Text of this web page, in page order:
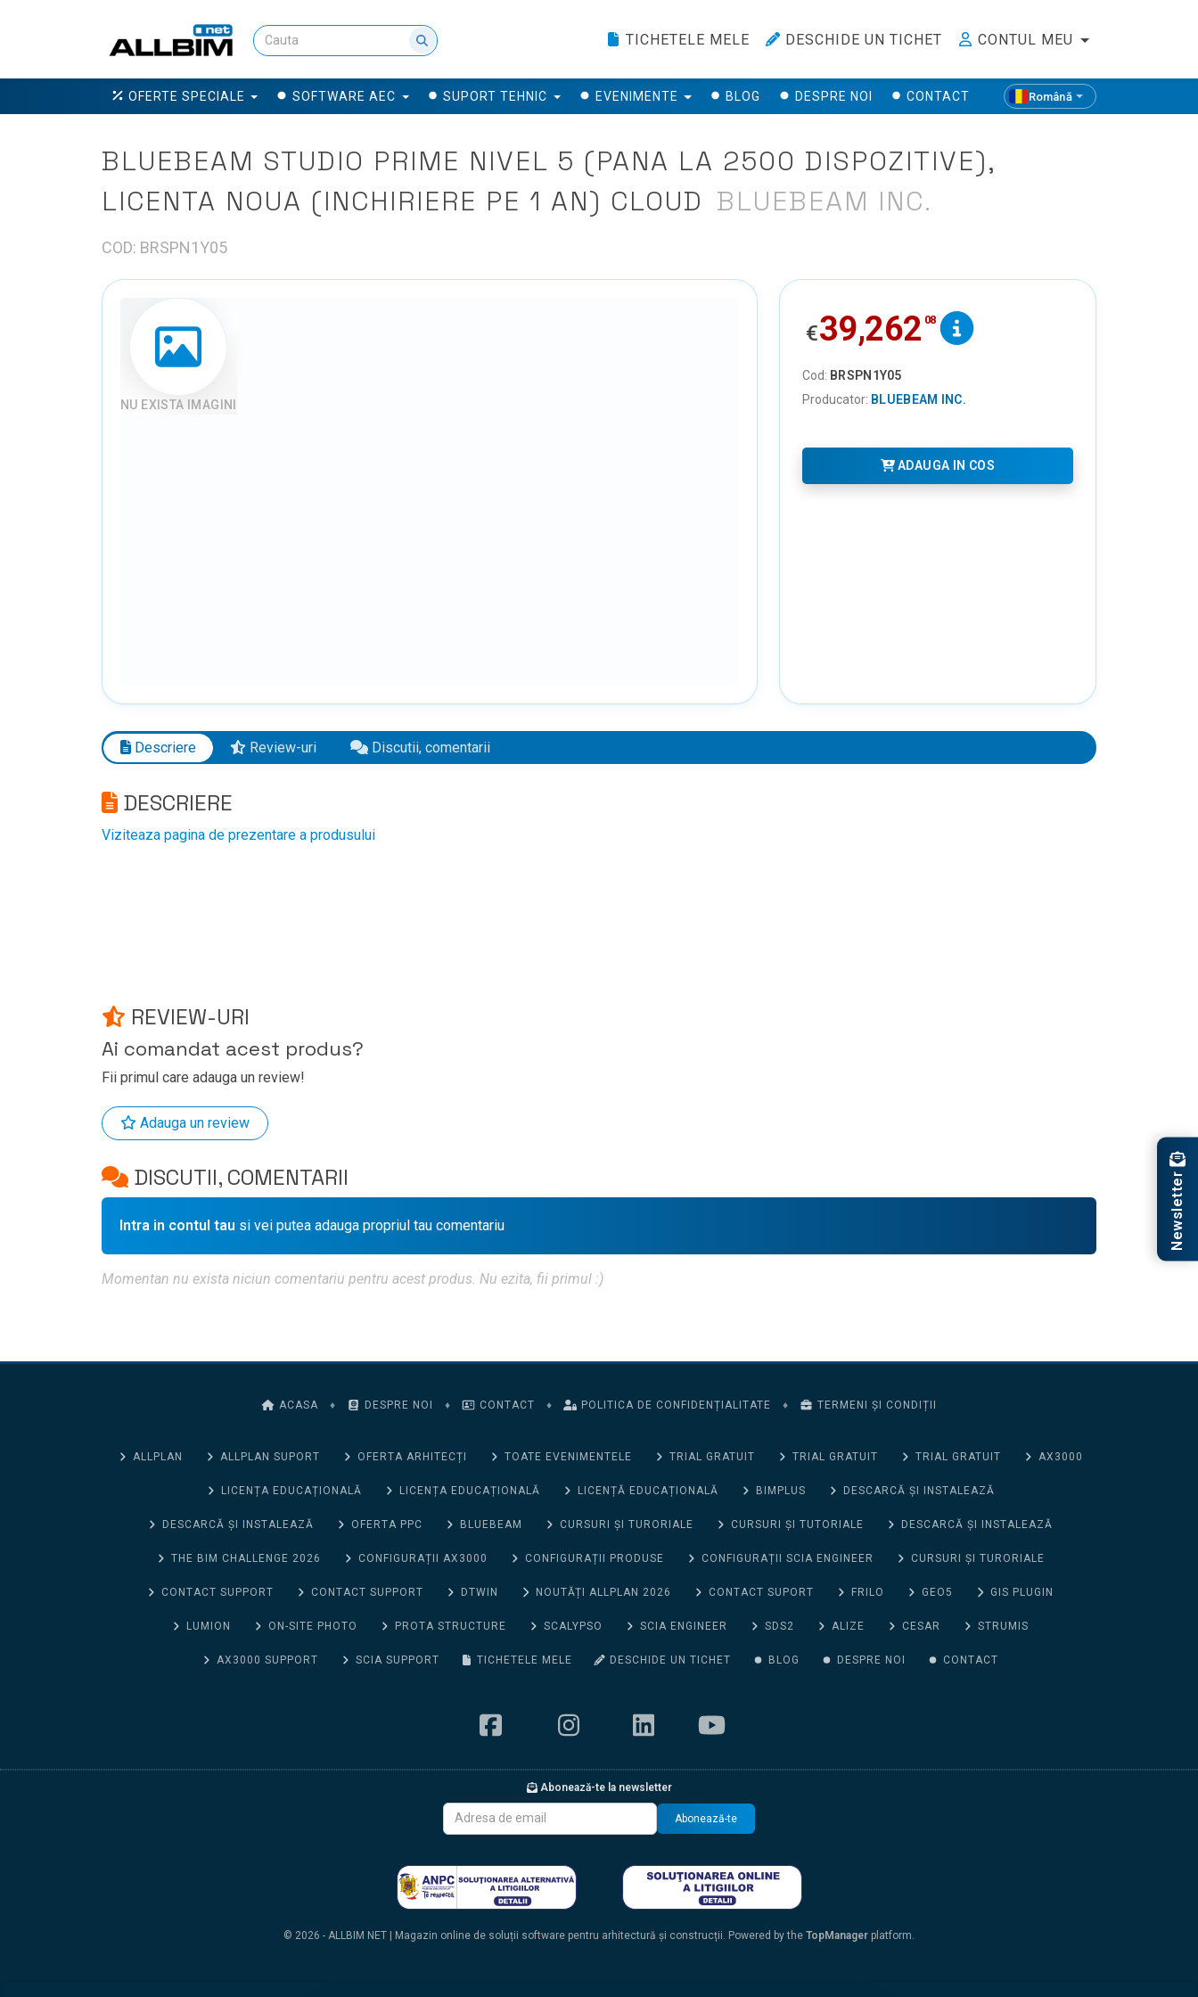
TICHETELE MELE DESCHIDE UN TICHET CONTUL MEU
OFERTE SPECIALE SOFTWARE AEC SUPORT TEHNIC EVENIMENTE BLOG DESPRE NOI CONTACT Română
BLUEBEAM STUDIO PRIME NIVEL 5 (PANA LA 2500 DISPOZITIVE),
LICENTA NOUA (INCHIRIERE PE 1 AN) CLOUD BLUEBEAM INC.
COD: BRSPN1Y05
NU EXISTA IMAGINI
€39,262 08
Cod: BRSPN1Y05
Producator: BLUEBEAM INC.
ADAUGA IN COS
Descriere Review-uri Discutii, comentarii
DESCRIERE
Viziteaza pagina de prezentare a produsului
REVIEW-URI
Ai comandat acest produs?
Fii primul care adauga un review!
Adauga un review
DISCUTII, COMENTARII
Intra in contul tau si vei putea adauga propriul tau comentariu
Momentan nu exista niciun comentariu pentru acest produs. Nu ezita, fii primul :)
ACASA ♦ DESPRE NOI ♦ CONTACT ♦ POLITICA DE CONFIDENȚIALITATE ♦ TERMENI ȘI CONDIȚII
ALLPLAN ALLPLAN SUPORT OFERTA ARHITECȚI TOATE EVENIMENTELE TRIAL GRATUIT TRIAL GRATUIT TRIAL GRATUIT AX3000
LICENȚA EDUCAȚIONALĂ LICENȚA EDUCAȚIONALĂ LICENȚĂ EDUCAȚIONALĂ BIMPLUS DESCARCĂ ȘI INSTALEAZĂ
DESCARCĂ ȘI INSTALEAZĂ OFERTA PPC BLUEBEAM CURSURI ȘI TURORIALE CURSURI ȘI TUTORIALE DESCARCĂ ȘI INSTALEAZĂ
THE BIM CHALLENGE 2026 CONFIGURAȚII AX3000 CONFIGURAȚII PRODUSE CONFIGURAȚII SCIA ENGINEER CURSURI ȘI TURORIALE
CONTACT SUPPORT CONTACT SUPPORT DTWIN NOUTĂȚI ALLPLAN 2026 CONTACT SUPORT FRILO GEO5 GIS PLUGIN
LUMION ON-SITE PHOTO PROTA STRUCTURE SCALYPSO SCIA ENGINEER SDS2 ALIZE CESAR STRUMIS
AX3000 SUPPORT SCIA SUPPORT TICHETELE MELE DESCHIDE UN TICHET BLOG DESPRE NOI CONTACT
Abonează-te la newsletter
Abonează-te
© 2026 - ALLBIM NET | Magazin online de soluții software pentru arhitectură și construcții. Powered by the TopManager platform.
Newsletter